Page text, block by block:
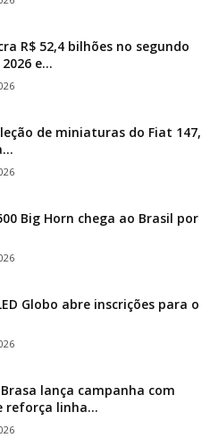
R$ 52,4 bilhões no segundo
e...
de miniaturas do Fiat 147,
Big Horn chega ao Brasil por
Globo abre inscrições para o
lança campanha com
reforça linha...